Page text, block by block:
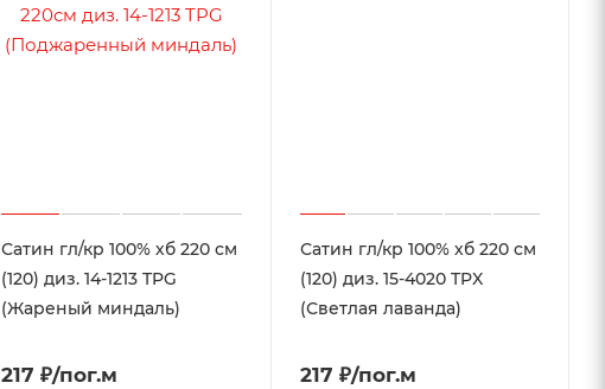
Сатин гл/кр 100% хб 220 см
(120) диз. 14-1213 TPG
(Жареный миндаль)
217 ₽/пог.м
Сатин гл/кр 100% хб 220 см
(120) диз. 15-4020 TPX
(Светлая лаванда)
217 ₽/пог.м